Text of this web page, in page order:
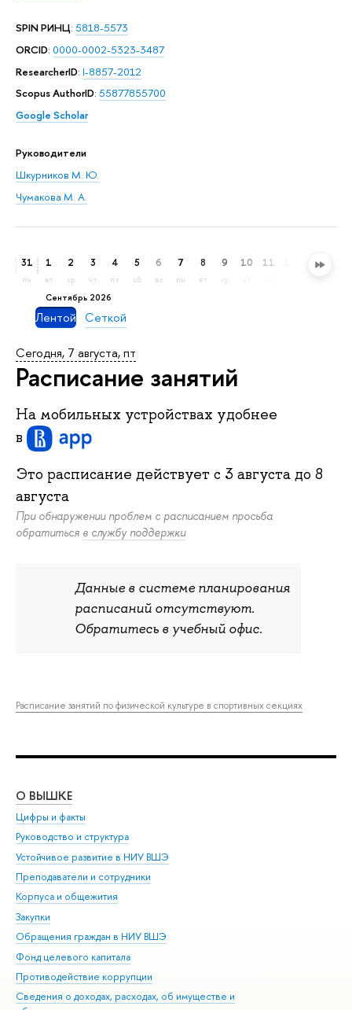
SPIN РИНЦ: 5818-5573
ORCID: 0000-0002-5323-3487
ResearcherID: I-8857-2012
Scopus AuthorID: 55877855700
Google Scholar
Руководители
Шкурников М. Ю.
Чумакова М. А.
31
пн
сентябрь 2026
1
вт
2
ср
3
чт
4
пт
5
сб
6
вс
7
пн
8
вт
9 10 11 13
Лентой Сеткой
Сегодня, 7 августа, пт
Расписание занятий
На мобильных устройствах удобнее
в
Это расписание действует c 3 августа до 8
августа
При обнаружении проблем с расписанием просьба
обратиться в службу поддержки
Данные в системе планирования
расписаний отсутствуют.
Обратитесь в учебный офис.
Расписание занятий по физической культуре в спортивных секциях
О ВЫШКЕ
Цифры и факты
Руководство и структура
Устойчивое развитие в НИУ ВШЭ
Преподаватели и сотрудники
Корпуса и общежития
Закупки
Обращения граждан в НИУ ВШЭ
Фонд целевого капитала
Противодействие коррупции
Сведения о доходах, расходах, об имуществе и